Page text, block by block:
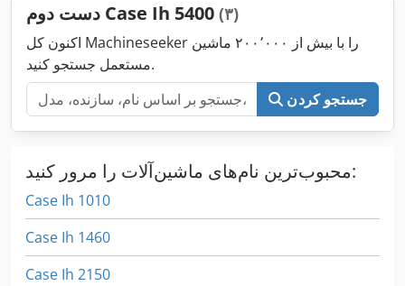
دست دوم Case Ih 5400 (۳)
اکنون کل Machineseeker را با بیش از ۲۰۰٬۰۰۰ ماشین
مستعمل جستجو کنید.
جستجو کردن
محبوب‌ترین نام‌های ماشین‌آلات را مرور کنید:
Case Ih 1010
Case Ih 1460
Case Ih 2150